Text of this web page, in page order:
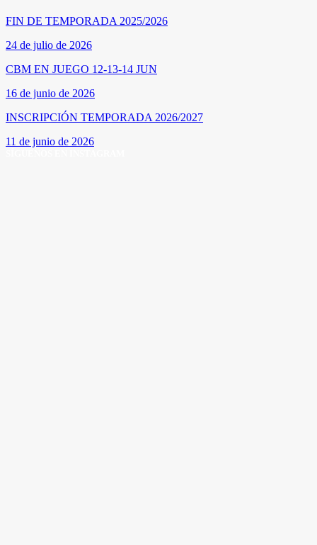
FIN DE TEMPORADA 2025/2026
24 de julio de 2026
CBM EN JUEGO 12-13-14 JUN
16 de junio de 2026
INSCRIPCIÓN TEMPORADA 2026/2027
11 de junio de 2026